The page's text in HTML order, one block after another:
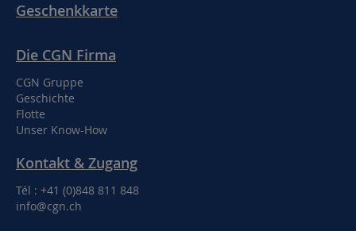
Geschenkkarte
Die CGN Firma
CGN Gruppe
Geschichte
Flotte
Unser Know-How
Kontakt & Zugang
Tél : +41 (0)848 811 848
info@cgn.ch